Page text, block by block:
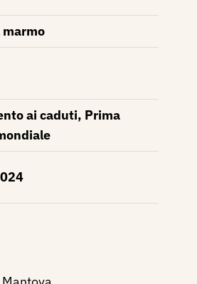
ai caduti, Prima